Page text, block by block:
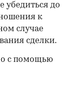
убедиться до
к
случае
сделки.
с помощью